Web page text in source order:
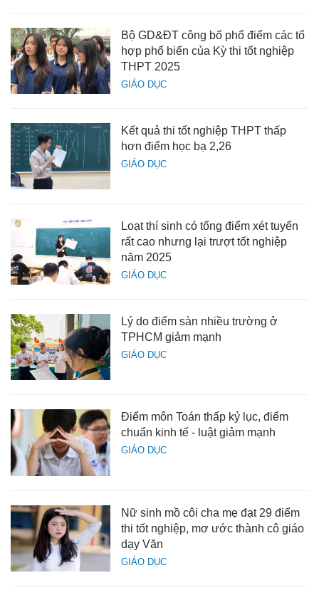
GIÁO DỤC
Bộ GD&ĐT công bố phổ điểm các tổ
hợp phổ biến của Kỳ thi tốt nghiệp
THPT 2025
GIÁO DỤC
Kết quả thi tốt nghiệp THPT thấp
hơn điểm học bạ 2,26
GIÁO DỤC
Loạt thí sinh có tổng điểm xét tuyển
rất cao nhưng lại trượt tốt nghiệp
năm 2025
GIÁO DỤC
Lý do điểm sàn nhiều trường ở
TPHCM giảm mạnh
GIÁO DỤC
Điểm môn Toán thấp kỷ lục, điểm
chuẩn kinh tế - luật giảm mạnh
GIÁO DỤC
Nữ sinh mồ côi cha mẹ đạt 29 điểm
thi tốt nghiệp, mơ ước thành cô giáo
dạy Văn